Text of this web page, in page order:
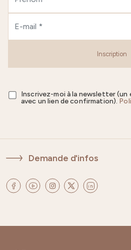
Inscription
Inscrivez-moi à la newsletter (un
avec un lien de confirmation).
Demande d'infos